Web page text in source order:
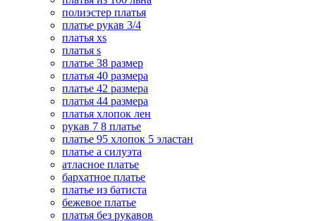
полиэстер платья
платье рукав 3/4
платья xs
платья s
платье 38 размер
платья 40 размера
платье 42 размера
платья 44 размера
платья хлопок лен
рукав 7 8 платье
платье 95 хлопок 5 эластан
платье а силуэта
атласное платье
бархатное платье
платье из батиста
бежевое платье
платья без рукавов